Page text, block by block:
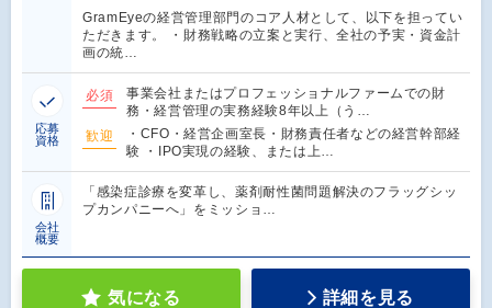
GramEyeの経営管理部門のコア人材として、以下を担ってい
ただきます。 ・財務戦略の立案と実行、全社の予実・資金計
画の統…
応募
資格
必須
事業会社またはプロフェッショナルファームでの財
務・経営管理の実務経験8年以上（う…
歓迎
・CFO・経営企画室長・財務責任者などの経営幹部経
験 ・IPO実現の経験、または上…
会社
概要
「感染症診療を変革し、薬剤耐性菌問題解決のフラッグシッ
プカンパニーへ」をミッショ…
気になる 詳細を見る